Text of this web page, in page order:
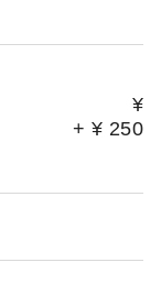
¥
+ ¥ 250